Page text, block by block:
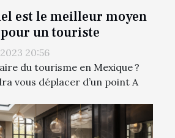
est le meilleur moyen
un touriste
20:56
du tourisme en Mexique ?
vous déplacer d’un point A